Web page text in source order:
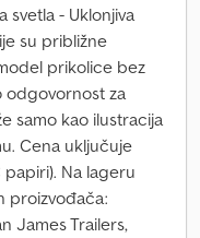
svetla - Uklonjiva
su približne
prikolice bez
odgovornost za
samo kao ilustracija
Cena uključuje
Na lageru
proizvođača:
James Trailers,